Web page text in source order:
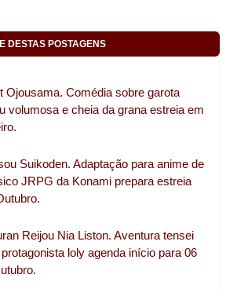
DESTAS POSTAGENS
Ojousama. Comédia sobre garota
volumosa e cheia da grana estreia em
Suikoden. Adaptação para anime de
JRPG da Konami prepara estreia
Reijou Nia Liston. Aventura tensei
loly agenda início para 06